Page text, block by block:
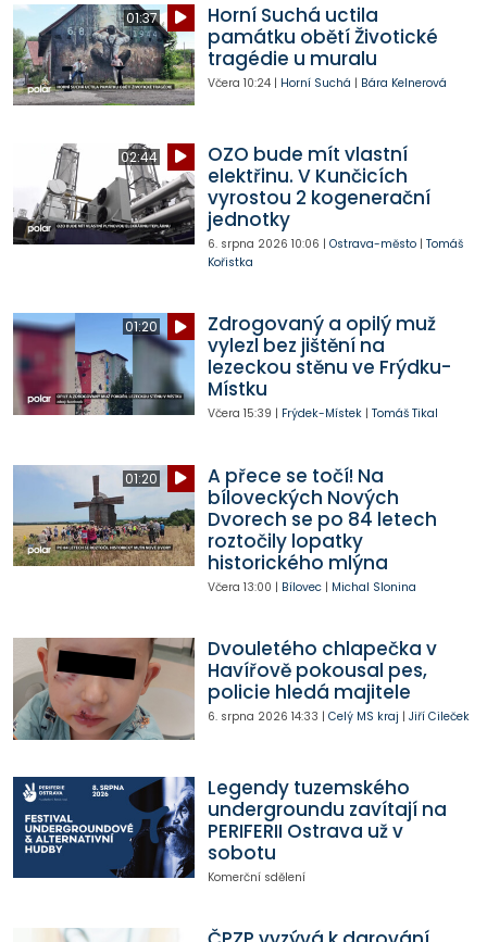
01:37
Horní Suchá uctila
památku obětí Životické
tragédie u muralu
Včera 10:24| Horní Suchá | Bára Kelnerová
02:44
OZO bude mít vlastní
elektřinu. V Kunčicích
vyrostou 2 kogenerační
jednotky
6. srpna 2026 10:06 | Ostrava-město| Tomáš
Kořistka
01:20
Zdrogovaný a opilý muž
vylezl bez jištění na
lezeckou stěnu ve Frýdku-
Místku
Včera 15:39 | Frýdek-Místek| Tomáš Tikal
01:20
A přece se točí! Na
bíloveckých Nových
Dvorech se po 84 letech
roztočily lopatky
historického mlýna
Včera 13:00 | Bílovec| Michal Slonina
Dvouletého chlapečka v
Havířově pokousal pes,
policie hledá majitele
6. srpna 2026 14:33 | Celý MS kraj | Jiří Cileček
Legendy tuzemského
undergroundu zavítají na
PERIFERII Ostrava už v
sobotu
Komerční sdělení